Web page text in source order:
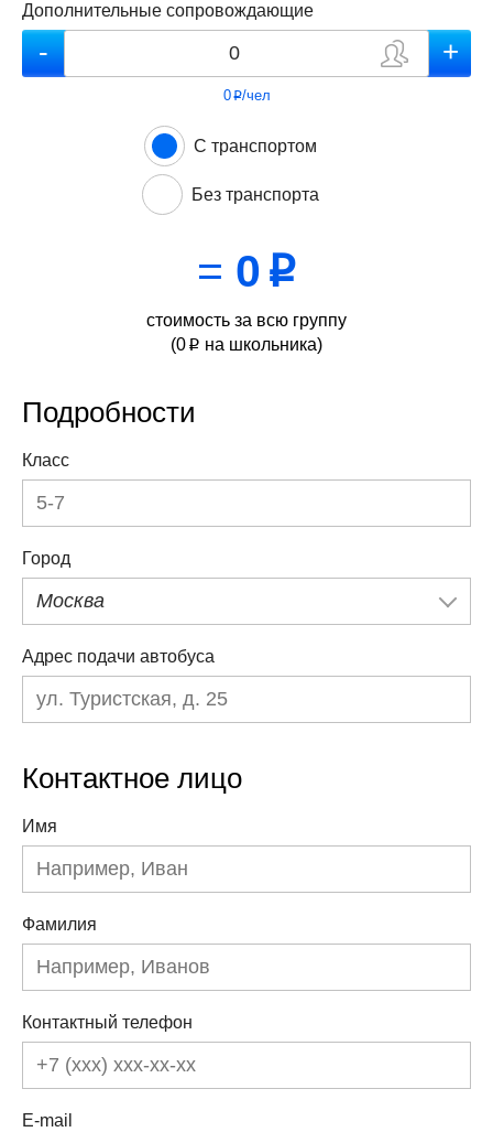
Дополнительные сопровождающие
0p/чел
С транспортом
Без транспорта
= 0 p
стоимость за всю группу
(0 p на школьника)
Подробности
Класс
Город
Москва
Адрес подачи автобуса
Контактное лицо
Имя
Фамилия
Контактный телефон
E-mail